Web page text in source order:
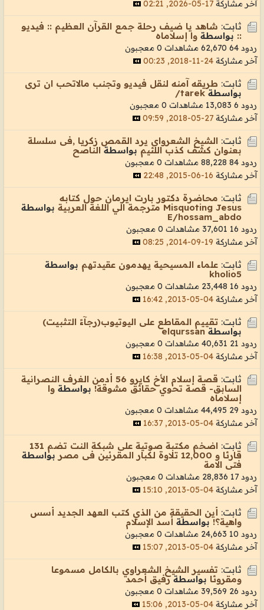
آخر مشاركة 17-05-2026, 02:21
ثابت: شاهد يا ضيف رحلة جمع القرآن العظيم :: فيديو
:: بواسطة وا إسلاماه
ردود 64 62,670 مشاهدات
0 معجبون
آخر مشاركة 24-11-2018, 00:23
ثابت: طريقه آمنه لنقل فيديو وتجنب مالاتحب ان ترى
بواسطةtarek/
ردود 6 13,083 مشاهدات
0 معجبون
آخر مشاركة 27-05-2018, 09:59
ثابت: الشيخ الشعرواى يرد القمص زكريا ,فى سلسلة
بعنوان كشف كذب اللئيم بواسطة الناصح
ردود 84 88,228 مشاهدات
0 معجبون
آخر مشاركة 16-06-2015, 22:48
ثابت: محاضرة دكتور بارت ايرمان حول كتابه
Misquoting Jesus مترجمة الي اللغة العربية
بواسطة
E/hossam_abdo
ردود 16 37,601 مشاهدات
0 معجبون
آخر مشاركة 19-09-2014, 08:25
ثابت: علماء المسيحية يهدمون عقيدتهم بواسطة
kholio5
ردود 16 23,448 مشاهدات
0 معجبون
آخر مشاركة 04-05-2013, 16:42
ثابت: تقييم المقاطع على اليوتيوب(رجآءً التثبيت)
بواسطةelqurssan
ردود 21 40,631 مشاهدات
0 معجبون
آخر مشاركة 04-05-2013, 16:38
ثابت:
قصة إسلام الأخ كايرو 56 أدمن الغرف النصرانية
السابق- قصة تحوي حقائق مشوقة! بواسطة وا
إسلاماه
ردود 29 44,495 مشاهدات
0 معجبون
آخر مشاركة 04-05-2013, 16:37
ثابت:
اضخم مكتبة صوتية على شبكة النت تضم 131
قارئا و 12,000 تلاوة لكبار المقرئين فى مصر
بواسطة
فتى الامة
ردود 17 28,836 مشاهدات
0 معجبون
آخر مشاركة 04-05-2013, 15:10
ثابت: أين الحقيقة من الذي كتب العهد الجديد أسس
واهية؟! بواسطة أسد الإسلام
ردود 10 24,663 مشاهدات
0 معجبون
آخر مشاركة 04-05-2013, 15:07
ثابت: تفسير الشيخ الشعراوي بالكامل مسموعا
ومقروئا بواسطةرفيق أحمد
ردود 26 39,569 مشاهدات
0 معجبون
آخر مشاركة 04-05-2013, 15:06